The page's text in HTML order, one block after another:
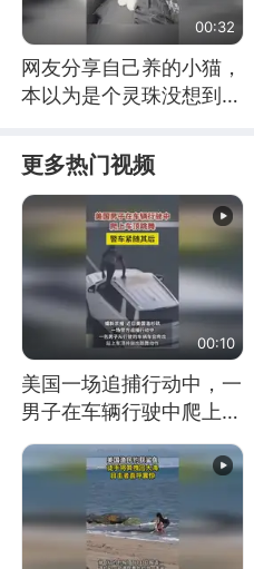
00:32
网友分享自己养的小猫，
本以为是个灵珠没想到是
更多热门视频
00:10
美国一场追捕行动中，一
男子在车辆行驶中爬上车
顶跳舞。（新京报）